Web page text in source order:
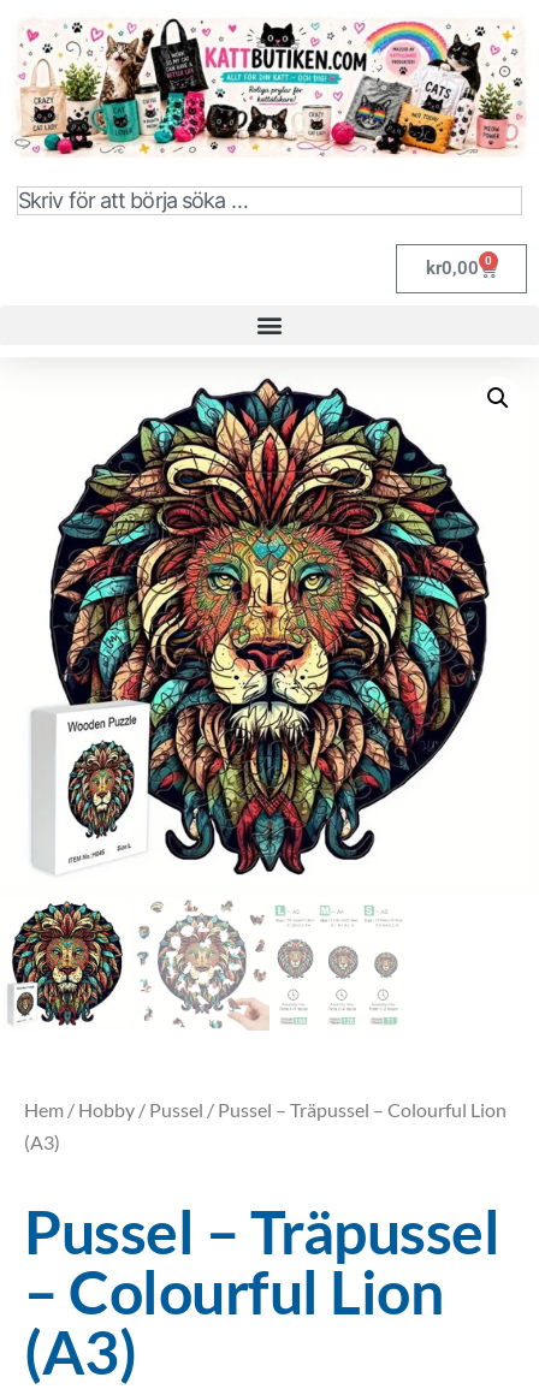
kr0,00 0
Hem / Hobby / Pussel / Pussel – Träpussel – Colourful Lion
(A3)
Pussel – Träpussel
– Colourful Lion
(A3)